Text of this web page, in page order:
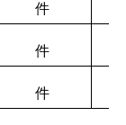
件
件
件